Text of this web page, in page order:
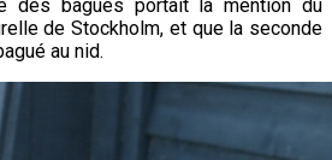
des bagues portait la mention du
de Stockholm, et que la seconde
au nid.